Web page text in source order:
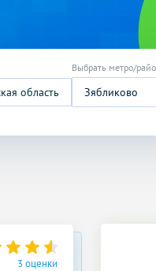
Зябликово
3 оценки